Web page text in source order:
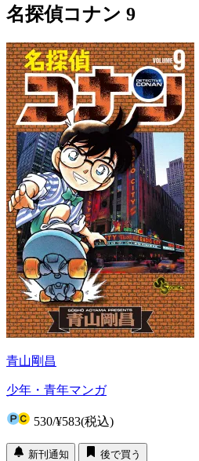
名探偵コナン 9
青山剛昌
少年・青年マンガ
530/¥583(税込)
新刊通知
後で買う